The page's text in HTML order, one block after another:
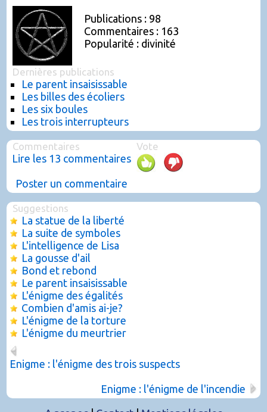
Publications : 98
Commentaires : 163
Popularité : divinité
Dernières publications
Le parent insaisissable
Les billes des écoliers
Les six boules
Les trois interrupteurs
Commentaires
Lire les 13 commentaires
Poster un commentaire
Vote
Suggestions
La statue de la liberté
La suite de symboles
L'intelligence de Lisa
La gousse d'ail
Bond et rebond
Le parent insaisissable
L'énigme des égalités
Combien d'amis ai-je?
L'énigme de la torture
L'énigme du meurtrier
Enigme : l'énigme des trois suspects
Enigme : l'énigme de l'incendie